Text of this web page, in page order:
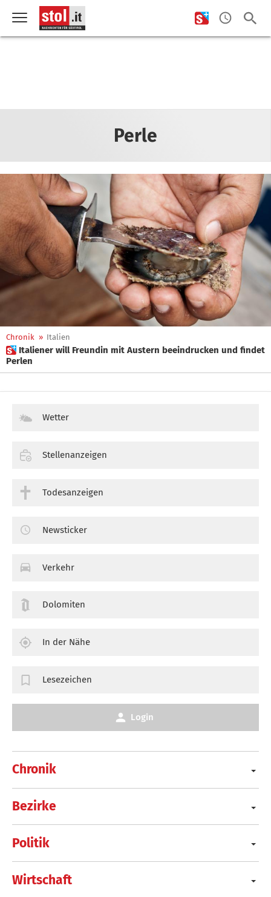
Perle
Chronik » Italien
 Italiener will Freundin mit Austern beeindrucken und findet
Perlen
Chronik
Bezirke
Politik
Wirtschaft
Wetter
Stellenanzeigen
Todesanzeigen
Newsticker
Verkehr
Dolomiten
In der Nähe
Lesezeichen
Login